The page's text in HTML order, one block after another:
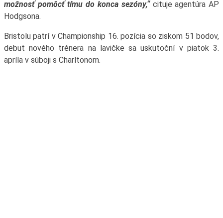
možnosť pomôcť tímu do konca sezóny,“cituje agentúra AP
Hodgsona.
Bristolu patrí v Championship 16. pozícia so ziskom 51 bodov,
debut nového trénera na lavičke sa uskutoční v piatok 3.
apríla v súboji s Charltonom.